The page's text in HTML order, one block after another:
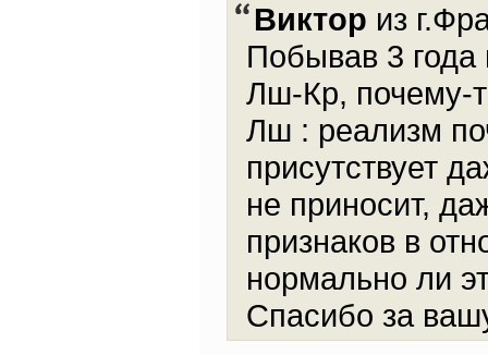
Виктор из
Побывав 3
Лш-Кр, почему-
Лш : pеализм
присутствует
не приносит,
признаков в
нормально ли
Спасибо за